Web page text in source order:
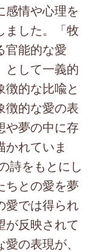
感情や心理を
ました。「牧
官能的な愛
として一義的
徴的な比喩と
徴的な愛の表
や夢の中に存
れていま
をもとにし
ちとの愛を夢
愛では得られ
が反映されて
の表現が、